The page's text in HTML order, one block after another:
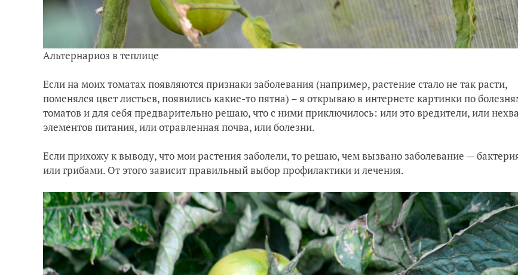
Альтернариоз в теплице
Если на моих томатах появляются признаки заболевания (например, растение стало не так расти,
поменялся цвет листьев, появились какие-то пятна) – я открываю в интернете картинки по
томатов и для себя предварительно решаю, что с ними приключилось: или это вредители, или
элементов питания, или отравленная почва, или болезни.
Если прихожу к выводу, что мои растения заболели, то решаю, чем вызвано заболевание —
или грибами. От этого зависит правильный выбор профилактики и лечения.